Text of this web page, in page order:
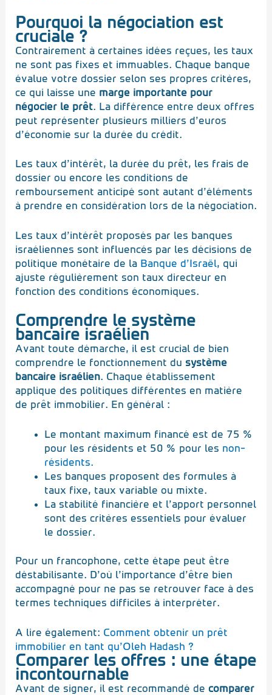
Pourquoi la négociation est
cruciale ?
Contrairement à certaines idées reçues, les taux
ne sont pas fixes et immuables. Chaque banque
évalue votre dossier selon ses propres critères,
ce qui laisse une marge importante pour
négocier le prêt. La différence entre deux offres
peut représenter plusieurs milliers d’euros
d’économie sur la durée du crédit.
Les taux d’intérêt, la durée du prêt, les frais de
dossier ou encore les conditions de
remboursement anticipé sont autant d’éléments
à prendre en considération lors de la négociation.
Les taux d’intérêt proposés par les banques
israéliennes sont influencés par les décisions de
politique monétaire de la Banque d’Israël, qui
ajuste régulièrement son taux directeur en
fonction des conditions économiques.
Comprendre le système
bancaire israélien
Avant toute démarche, il est crucial de bien
comprendre le fonctionnement du système
bancaire israélien. Chaque établissement
applique des politiques différentes en matière
de prêt immobilier. En général :
Le montant maximum financé est de 75 %
pour les résidents et 50 % pour les non-
résidents.
Les banques proposent des formules à
taux fixe, taux variable ou mixte.
La stabilité financière et l’apport personnel
sont des critères essentiels pour évaluer
le dossier.
Pour un francophone, cette étape peut être
déstabilisante. D’où l’importance d’être bien
accompagné pour ne pas se retrouver face à des
termes techniques difficiles à interpréter.
A lire également: Comment obtenir un prêt
immobilier en tant qu’Oleh Hadash ?
Comparer les offres : une étape
incontournable
Avant de signer, il est recommandé de comparer